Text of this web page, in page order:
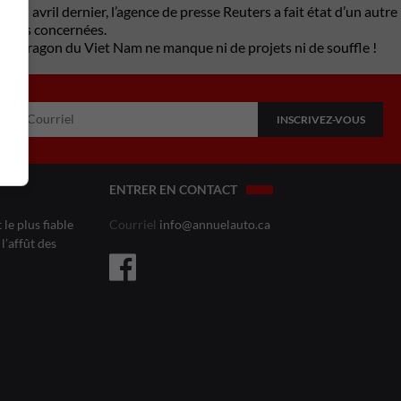
avril dernier, l’agence de presse Reuters a fait état d’un autre
concernées.
dragon du Viet Nam ne manque ni de projets ni de souffle !
le plus fiable
des
ENTRER EN CONTACT
Courriel info@annuelauto.ca